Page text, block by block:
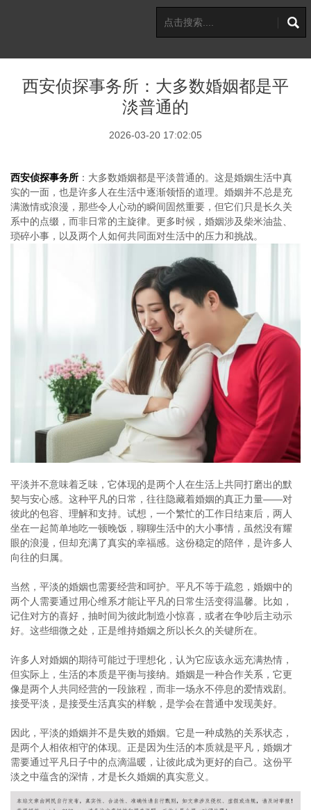
西安侦探事务所：大多数婚姻都是平
淡普通的
2026-03-20 17:02:05
西安侦探事务所 ：大多数婚姻都是平淡普通的。这是婚姻生活中真
实的一面，也是许多人在生活中逐渐领悟的道理。婚姻并不总是充
满激情或浪漫，那些令人心动的瞬间固然重要，但它们只是长久关
系中的点缀，而非日常的主旋律。更多时候，婚姻涉及柴米油盐、
琐碎小事，以及两个人如何共同面对生活中的压力和挑战。
平淡并不意味着乏味，它体现的是两个人在生活上共同打磨出的默
契与安心感。这种平凡的日常，往往隐藏着婚姻的真正力量——对
彼此的包容、理解和支持。试想，一个繁忙的工作日结束后，两人
坐在一起简单地吃一顿晚饭，聊聊生活中的大小事情，虽然没有耀
眼的浪漫，但却充满了真实的幸福感。这份稳定的陪伴，是许多人
向往的归属。
当然，平淡的婚姻也需要经营和呵护。平凡不等于疏忽，婚姻中的
两个人需要通过用心维系才能让平凡的日常生活变得温馨。比如，
记住对方的喜好，抽时间为彼此制造小惊喜，或者在争吵后主动示
好。这些细微之处，正是维持婚姻之所以长久的关键所在。
许多人对婚姻的期待可能过于理想化，认为它应该永远充满热情，
但实际上，生活的本质是平衡与接纳。婚姻是一种合作关系，它更
像是两个人共同经营的一段旅程，而非一场永不停息的爱情戏剧。
接受平淡，是接受生活真实的样貌，是学会在普通中发现美好。
因此，平淡的婚姻并不是失败的婚姻。它是一种成熟的关系状态，
是两个人相依相守的体现。正是因为生活的本质就是平凡，婚姻才
需要通过平凡日子中的点滴温暖，让彼此成为更好的自己。这份平
淡之中蕴含的深情，才是长久婚姻的真实意义。